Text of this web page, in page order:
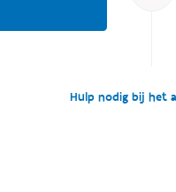
Hulp nodig bij het